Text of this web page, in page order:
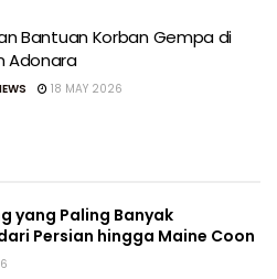
Bantuan Korban Gempa di
Adonara
18 MAY 2026
yang Paling Banyak
Persian hingga Maine Coon